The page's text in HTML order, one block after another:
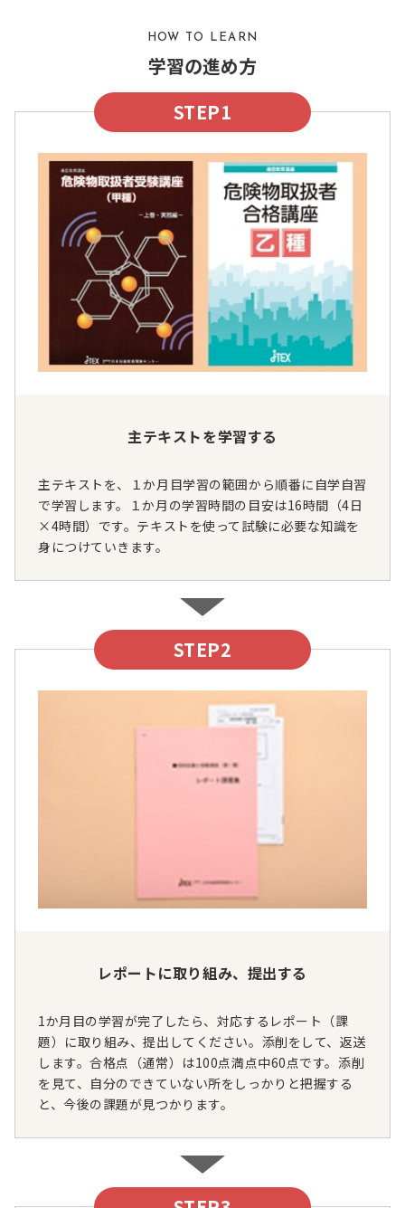
HOW TO LEARN
学習の進め方
STEP1
主テキストを学習する
主テキストを、１か月目学習の範囲から順番に自学自習
で学習します。１か月の学習時間の目安は16時間（4日
×4時間）です。テキストを使って試験に必要な知識を
身につけていきます。
STEP2
レポートに取り組み、提出する
1か月目の学習が完了したら、対応するレポート（課
題）に取り組み、提出してください。添削をして、返送
します。合格点（通常）は100点満点中60点です。添削
を見て、自分のできていない所をしっかりと把握する
と、今後の課題が見つかります。